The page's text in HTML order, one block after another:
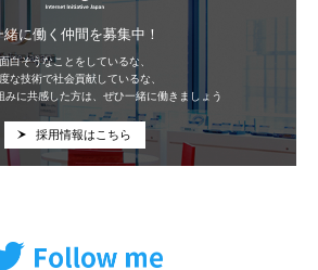
緒に働く仲間を募集中！
面白そうなことをしているな、
な技術で社会貢献しているな、
みに共感した方は、ぜひ一緒に働きましょう
採用情報はこちら